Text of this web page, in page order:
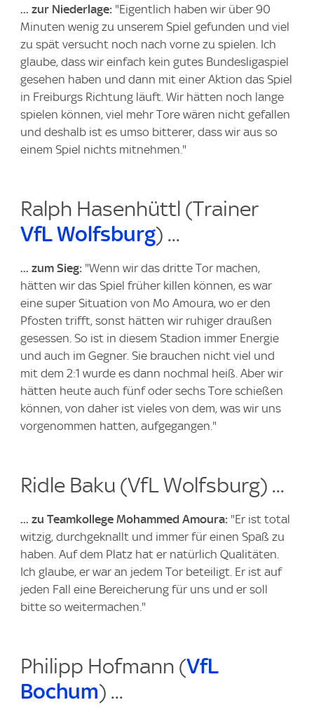
... zur Niederlage: "Eigentlich haben wir über 90
Minuten wenig zu unserem Spiel gefunden und viel
zu spät versucht noch nach vorne zu spielen. Ich
glaube, dass wir einfach kein gutes Bundesligaspiel
gesehen haben und dann mit einer Aktion das Spiel
in Freiburgs Richtung läuft. Wir hätten noch lange
spielen können, viel mehr Tore wären nicht gefallen
und deshalb ist es umso bitterer, dass wir aus so
einem Spiel nichts mitnehmen."
Ralph Hasenhüttl (Trainer
VfL Wolfsburg) ...
... zum Sieg: "Wenn wir das dritte Tor machen,
hätten wir das Spiel früher killen können, es war
eine super Situation von Mo Amoura, wo er den
Pfosten trifft, sonst hätten wir ruhiger draußen
gesessen. So ist in diesem Stadion immer Energie
und auch im Gegner. Sie brauchen nicht viel und
mit dem 2:1 wurde es dann nochmal heiß. Aber wir
hätten heute auch fünf oder sechs Tore schießen
können, von daher ist vieles von dem, was wir uns
vorgenommen hatten, aufgegangen."
Ridle Baku (VfL Wolfsburg) ...
... zu Teamkollege Mohammed Amoura: "Er ist total
witzig, durchgeknallt und immer für einen Spaß zu
haben. Auf dem Platz hat er natürlich Qualitäten.
Ich glaube, er war an jedem Tor beteiligt. Er ist auf
jeden Fall eine Bereicherung für uns und er soll
bitte so weitermachen."
Philipp Hofmann (VfL
Bochum) ...